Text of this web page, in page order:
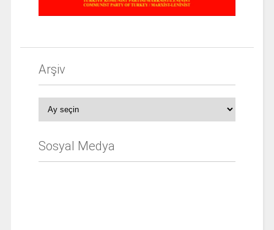
Arşiv
Sosyal Medya